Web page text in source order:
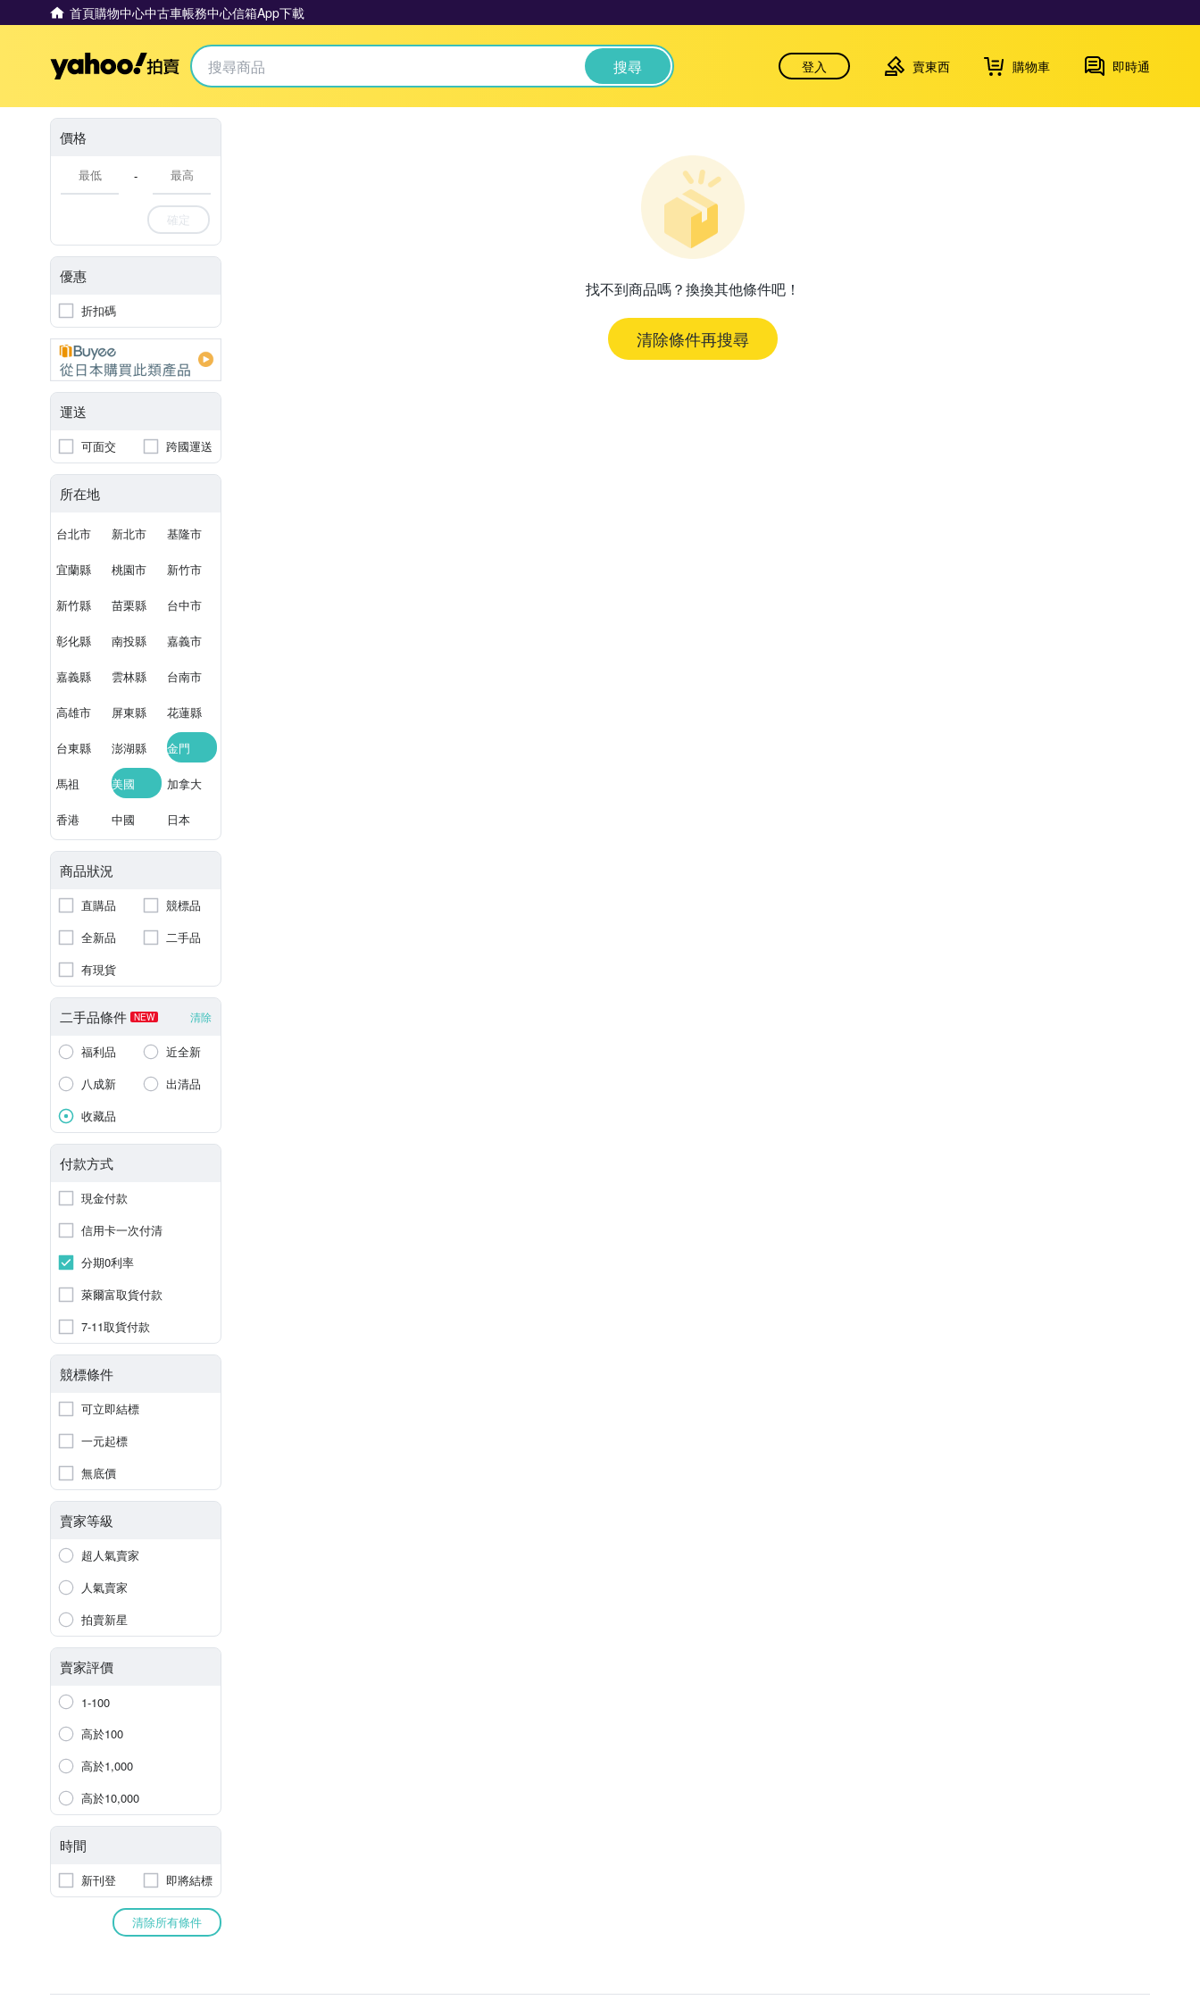
首頁購物中心中古車帳務中心信箱App下載
Yahoo拍賣 搜尋 登入 賣東西 購物車 即時通
價格
-
確定
優惠
折扣碼
運送
可面交 跨國運送
所在地
台北市 新北市 基隆市
宜蘭縣 桃園市 新竹市
新竹縣 苗栗縣 台中市
彰化縣 南投縣 嘉義市
嘉義縣 雲林縣 台南市
高雄市 屏東縣 花蓮縣
台東縣 澎湖縣 金門
馬祖 美國 加拿大
香港 中國 日本
商品狀況
直購品
競標品
全新品
二手品
有現貨
二手品條件 NEW 清除
福利品
近全新
八成新
出清品
收藏品
付款方式
現金付款
信用卡一次付清
分期0利率
萊爾富取貨付款
7-11取貨付款
競標條件
可立即結標
一元起標
無底價
賣家等級
超人氣賣家
人氣賣家
拍賣新星
賣家評價
1-100
高於100
高於1,000
高於10,000
時間
新刊登 即將結標
清除所有條件
找不到商品嗎？換換其他條件吧！
清除條件再搜尋